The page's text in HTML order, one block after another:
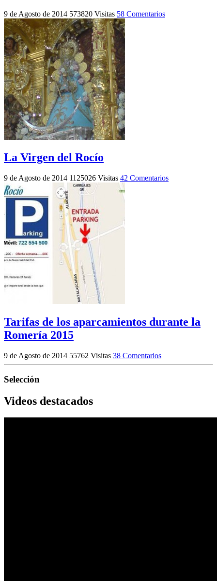
9 de Agosto de 2014 573820 Visitas 58 Comentarios
La Virgen del Rocío
9 de Agosto de 2014 1125026 Visitas 42 Comentarios
Tarifas de los aparcamientos durante la
Romería 2015
9 de Agosto de 2014 55762 Visitas 38 Comentarios
Selección
Videos destacados